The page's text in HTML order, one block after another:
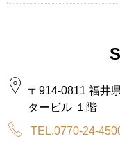
〒914-0811 福井
タービル １階
TEL.0770-24-